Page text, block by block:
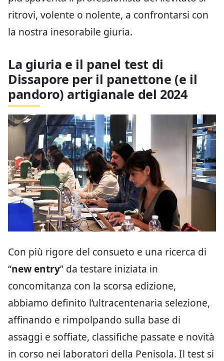
ritrovi, volente o nolente, a confrontarsi con
la nostra inesorabile giuria.
La giuria e il panel test di
Dissapore per il panettone (e il
pandoro) artigianale del 2024
Con più rigore del consueto e una ricerca di
“new entry” da testare iniziata in
concomitanza con la scorsa edizione,
abbiamo definito l’ultracentenaria selezione,
affinando e rimpolpando sulla base di
assaggi e soffiate, classifiche passate e novità
in corso nei laboratori della Penisola. Il test si